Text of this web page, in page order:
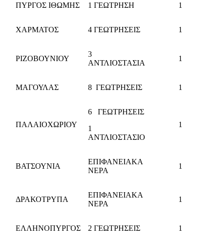
ΠΥΡΓΟΣ ΙΘΩΜΗΣ 1 ΓΕΩΤΡΗΣΗ 1
ΧΑΡΜΑΤΟΣ 4 ΓΕΩΤΡΗΣΕΙΣ 1
ΡΙΖΟΒΟΥΝΙΟΥ
3
ΑΝΤΛΙΟΣΤΑΣΙΑ
1
ΜΑΓΟΥΛΑΣ 8 ΓΕΩΤΡΗΣΕΙΣ 1
ΠΑΛΑΙΟΧΩΡΙΟΥ
6
ΓΕΩΤΡΗΣΕΙΣ
1
ΑΝΤΛΙΟΣΤΑΣΙΟ
1
ΒΑΤΣΟΥΝΙΑ
ΕΠΙΦΑΝΕΙΑΚΑ
ΝΕΡΑ
1
ΔΡΑΚΟΤΡΥΠΑ
ΕΠΙΦΑΝΕΙΑΚΑ
ΝΕΡΑ
1
ΕΛΛΗΝΟΠΥΡΓΟΣ 2 ΓΕΩΤΡΗΣΕΙΣ 1